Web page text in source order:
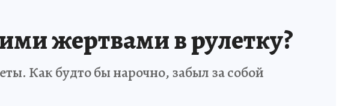
жертвами в рулетку?
Как будто бы нарочно, забыл за собой